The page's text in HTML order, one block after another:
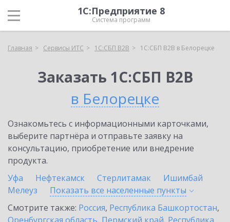
1С:Предприятие 8
Система программ
Главная Сервисы ИТС 1С:СБП B2B 1С:СБП B2B в Белорецке
Заказать 1С:СБП B2B
в Белорецке
Ознакомьтесь с информационными карточками,
выберите партнёра и отправьте заявку на
консультацию, приобретение или внедрение
продукта.
Уфа
Нефтекамск Стерлитамак
Ишимбай
Мелеуз
Показать все населенные пункты
Смотрите также: Россия, Республика Башкортостан,